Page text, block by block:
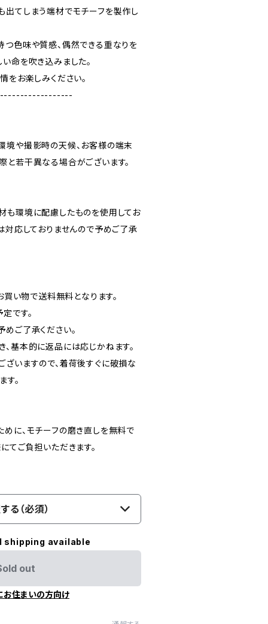
出てしまう端材でモチーフを製作し
つ色味や質感、偶然できる重なりを
命を吹き込みました。
をお楽しみください。
境や撮影時の天候、お客様の端末
と若干異なる場合がございます。
も環境に配慮したものを使用してお
対応しておりませんので予めご了承
い物で送料無料となります。
です。
ご了承ください。
基本的に返品には応じかねます。
ざいますので、着荷後すぐに破損な
す。
めに、モチーフの磨き直しを無料で
てご負担いただきます。
る（必須）
shipping available
out
お住まいの方向け